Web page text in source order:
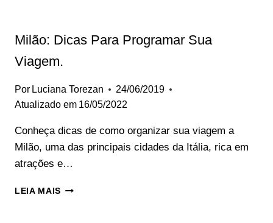
Milão: Dicas Para Programar Sua
Viagem.
Por Luciana Torezan
24/06/2019
Atualizado em 16/05/2022
Conheça dicas de como organizar sua viagem a
Milão, uma das principais cidades da Itália, rica em
atrações e…
LEIA MAIS MILÃO: